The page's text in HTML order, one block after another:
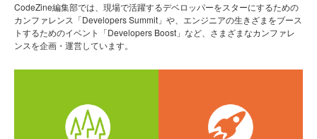
CodeZine編集部では、現場で活躍するデベロッパーをスターにするための
カンファレンス「Developers Summit」や、エンジニアの生きざまをブース
トするためのイベント「Developers Boost」など、さまざまなカンファレ
ンスを企画・運営しています。